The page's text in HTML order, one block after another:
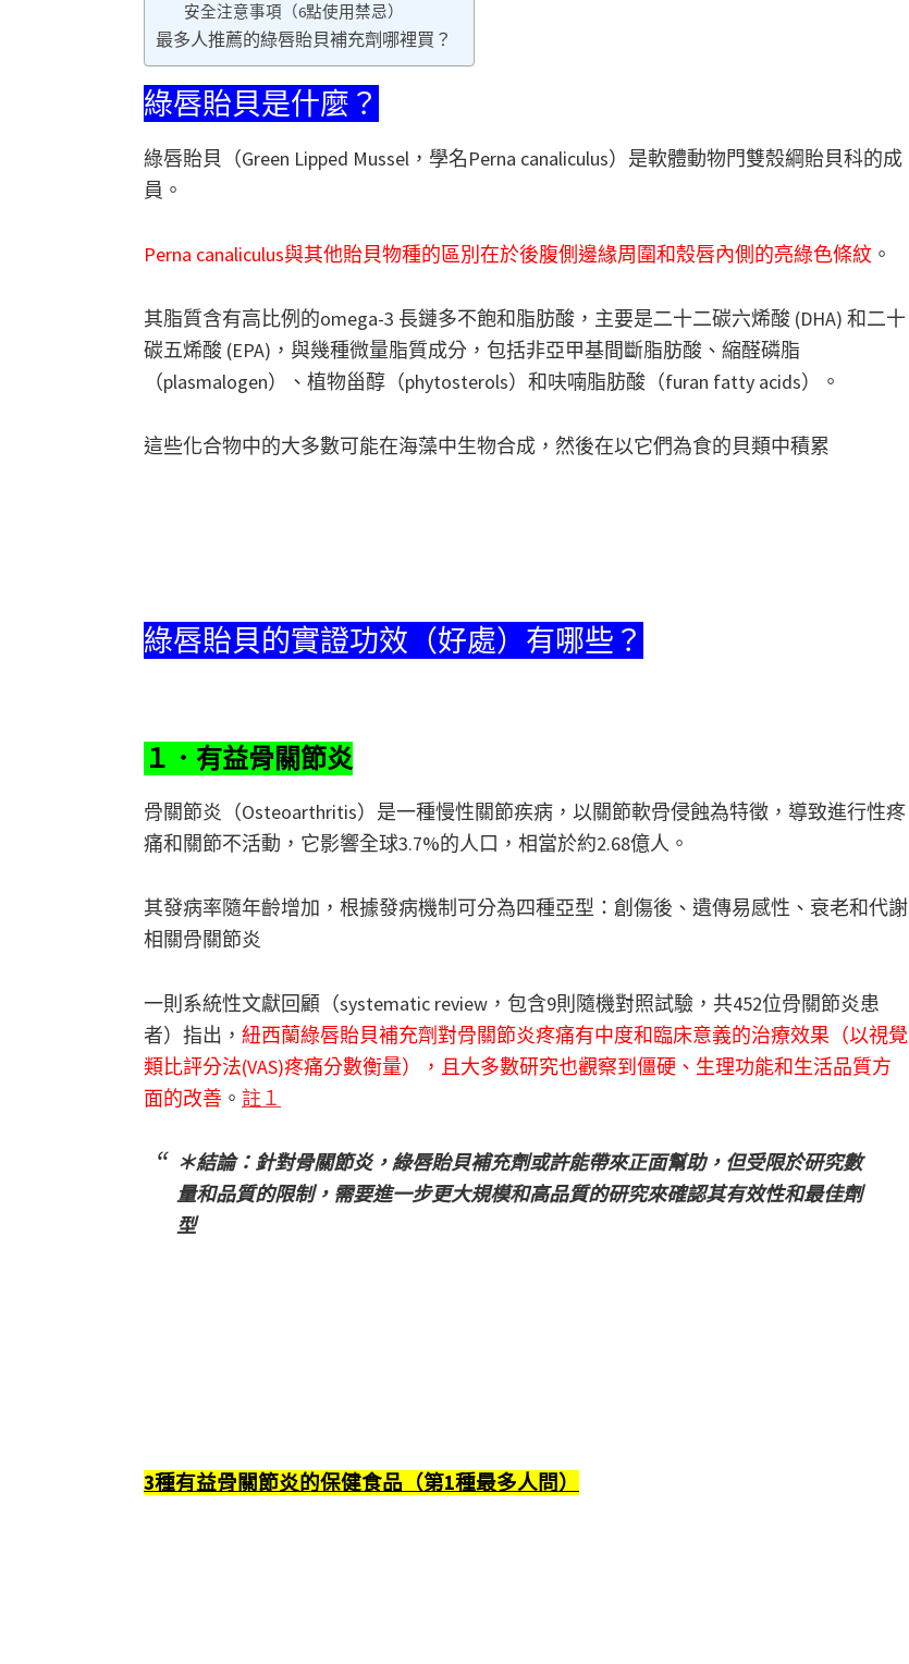
安全注意事項（6點使用禁忌）
最多人推薦的綠唇貽貝補充劑哪裡買？
綠唇貽貝是什麼？
綠唇貽貝（Green Lipped Mussel，學名Perna canaliculus）是軟體動物門雙殼綱貽貝科的成
員。
Perna canaliculus與其他貽貝物種的區別在於後腹側邊緣周圍和殼唇內側的亮綠色條紋 。
其脂質含有高比例的omega-3 長鏈多不飽和脂肪酸，主要是二十二碳六烯酸 (DHA) 和二十
碳五烯酸 (EPA)，與幾種微量脂質成分，包括非亞甲基間斷脂肪酸、縮醛磷脂
（plasmalogen）、植物甾醇（phytosterols）和呋喃脂肪酸（furan fatty acids）。
這些化合物中的大多數可能在海藻中生物合成，然後在以它們為食的貝類中積累
綠唇貽貝的實證功效（好處）有哪些？
１．有益骨關節炎
骨關節炎（Osteoarthritis）是一種慢性關節疾病，以關節軟骨侵蝕為特徵，導致進行性疼
痛和關節不活動，它影響全球3.7%的人口，相當於約2.68億人。
其發病率隨年齡增加，根據發病機制可分為四種亞型：創傷後、遺傳易感性、衰老和代謝
相關骨關節炎
一則系統性文獻回顧（systematic review，包含9則隨機對照試驗，共452位骨關節炎患
者）指出， 紐西蘭綠唇貽貝補充劑對骨關節炎疼痛有中度和臨床意義的治療效果（以視覺
類比評分法(VAS)疼痛分數衡量），且大多數研究也觀察到僵硬、生理功能和生活品質方
面的改善 。 註１
＊結論：針對骨關節炎，綠唇貽貝補充劑或許能帶來正面幫助，但受限於研究數
量和品質的限制，需要進一步更大規模和高品質的研究來確認其有效性和最佳劑
型
3種有益骨關節炎的保健食品（第1種最多人問）